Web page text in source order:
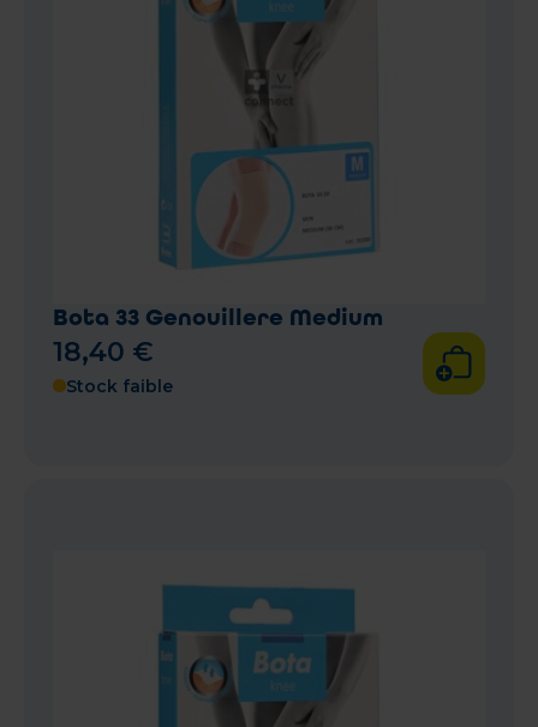
Bota 33 Genouillere Medium
18,40 €
Stock faible